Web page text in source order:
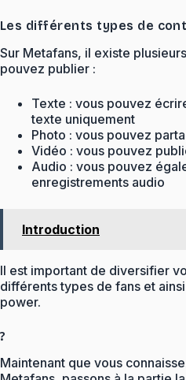
Les différents types de
Sur Metafans, il existe
pouvez publier :
Texte : vous pouvez
texte uniquement
Photo : vous pouvez
Vidéo : vous pouvez
Audio : vous pouvez
enregistrements audio
Introduction
Il est important de diversifier
différents types de fans et
power.
?
Maintenant que vous